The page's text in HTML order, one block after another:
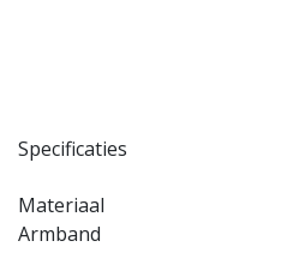
Specificaties
Materiaal
Armband